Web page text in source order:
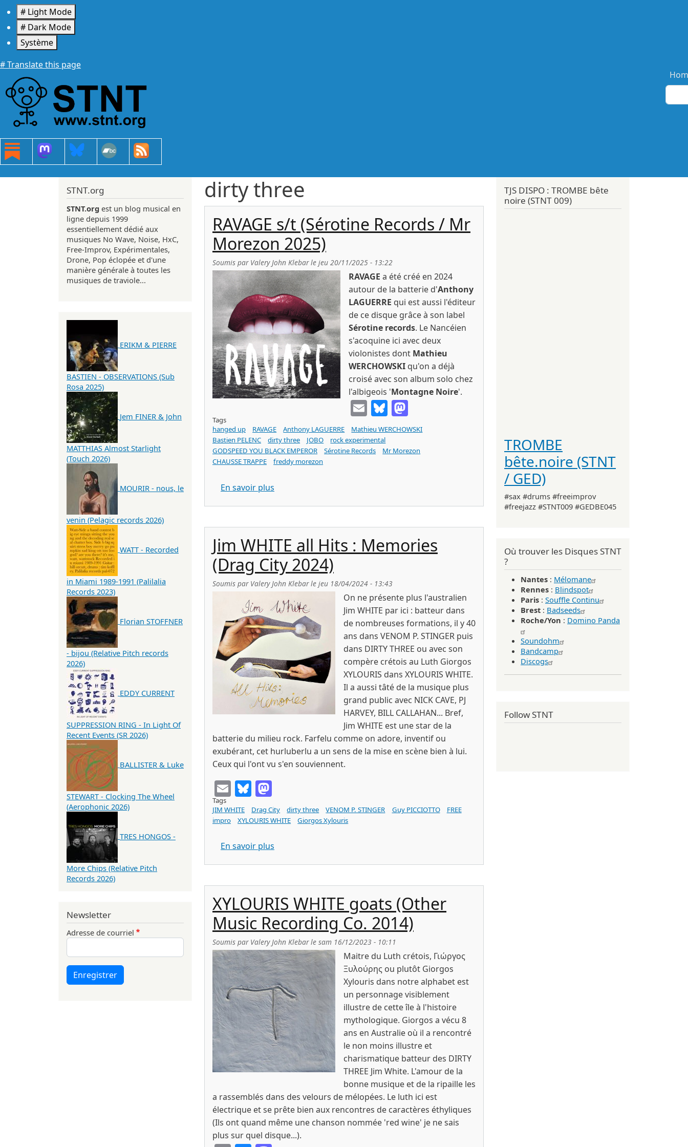
Aller au contenu principal
# Light Mode
# Dark Mode
Système
# Translate this page
dirty three
RAVAGE s/t (Sérotine Records / Mr
Morezon 2025)
Soumis par Valery John Klebarle jeu 20/11/2025 - 13:22
RAVAGE a été créé en 2024
autour de la batterie d'Anthony
LAGUERRE qui est aussi l'éditeur
de ce disque grâce à son label
Sérotine records. Le Nancéien
s'acoquine ici avec deux
violonistes dont Mathieu
WERCHOWSKI qu'on a déjà
croisé avec son album solo chez
l'albigeois 'Montagne Noire'.
EmailBluesky
Tags
hanged up
RAVAGE Anthony LAGUERRE
Mathieu WERCHOWSKI
Bastien PELENC
dirty three JOBO
rock experimental
GODSPEED YOU BLACK EMPEROR
Sérotine Records
Mr Morezon
CHAUSSE TRAPPE
freddy morezon
En savoir plus
Jim WHITE all Hits : Memories
(Drag City 2024)
Soumis par Valery John Klebarle jeu 18/04/2024 - 13:43
On ne présente plus l'australien
Jim WHITE par ici : batteur dans
de nombreuses formations, il y 40
ans dans VENOM P. STINGER puis
dans DIRTY THREE ou avec son
compère crétois au Luth Giorgos
XYLOURIS dans XYLOURIS WHITE.
Il a aussi tâté de la musique plus
grand public avec NICK CAVE, PJ
HARVEY, BILL CALLAHAN... Bref,
Jim WHITE est une star de la
batterie du milieu rock. Farfelu comme on adore, inventif ou
exubérant, cet hurluberlu a un sens de la mise en scène bien à lui.
Ceux qui l'ont vu s'en souviennent.
EmailBluesky
Tags
JIM WHITE
Drag City dirty three VENOM P. STINGER Guy PICCIOTTO
FREE
impro
XYLOURIS WHITE Giorgos Xylouris
En savoir plus
XYLOURIS WHITE goats (Other
Music Recording Co. 2014)
Soumis par Valery John Klebarle sam 16/12/2023 - 10:11
Maitre du Luth crétois, Γιώργος
Ξυλούρης ou plutôt Giorgos
Xylouris dans notre alphabet est
un personnage visiblement
illustre de cette île à l'histoire
mythologique. Giorgos a vécu 8
ans en Australie où il a rencontré
le non moins illustre et
charismatique batteur des DIRTY
THREE Jim White. L'amour de la
bonne musique et de la ripaille les
a rassemblés dans des velours de mélopées. Le luth ici est
électrique et se prête bien aux rencontres de caractères éthyliques
(Ils ont quand même une chanson nommée 'red wine' je ne sais
plus sur quel disque...).
STNT.org
STNT.org est un blog musical en
ligne depuis 1999
essentiellement dédié aux
musiques No Wave, Noise, HxC,
Free-Improv, Expérimentales,
Drone, Pop éclopée et d'une
manière générale à toutes les
musiques de traviole...
ERIKM & PIERRE
BASTIEN - OBSERVATIONS (Sub
Rosa 2025)
Jem FINER & John
MATTHIAS Almost Starlight
(Touch 2026)
MOURIR - nous, le
venin (Pelagic records 2026)
WATT - Recorded
in Miami 1989-1991 (Palilalia
Records 2023)
Florian STOFFNER
- bijou (Relative Pitch records
2026)
EDDY CURRENT
SUPPRESSION RING - In Light Of
Recent Events (SR 2026)
BALLISTER & Luke
STEWART - Clocking The Wheel
(Aerophonic 2026)
TRES HONGOS -
More Chips (Relative Pitch
Records 2026)
Newsletter
Adresse de courriel
Enregistrer
TJS DISPO : TROMBE bête
noire (STNT 009)
TROMBE
bête.noire (STNT
/ GED)
#sax #drums #freeimprov
#freejazz #STNT009 #GEDBE045
Où trouver les Disques STNT
?
Nantes : Mélomane
Rennes : Blindspot
Paris : Souffle Continu
Brest : Badseeds
Roche/Yon : Domino Panda
Soundohm
Bandcamp
Discogs
Follow STNT